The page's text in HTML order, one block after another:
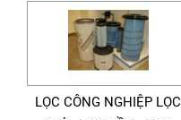
LỌC CÔNG NGHIỆP LỌC